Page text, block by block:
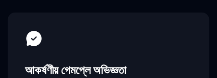
আকর্ষণীয় গেমপ্লে অভিজ্ঞতা